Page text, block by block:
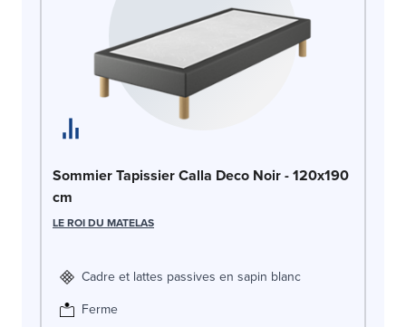
Sommier Tapissier Calla Deco Noir - 120x190
cm
LE ROI DU MATELAS
Cadre et lattes passives en sapin blanc
Ferme